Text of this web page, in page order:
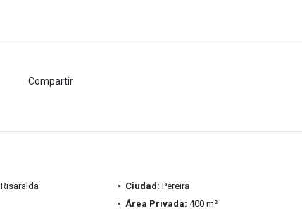
Compartir
Risaralda Ciudad: Pereira
Área Privada: 400 m²